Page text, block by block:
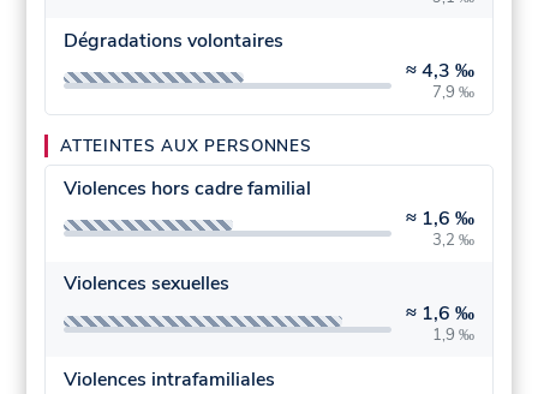
Dégradations volontaires
≈4,3 ‰
7,9 ‰
ATTEINTES AUX PERSONNES
Violences hors cadre familial
≈ 1,6 ‰
3,2 ‰
Violences sexuelles
≈ 1,6 ‰
1,9 ‰
Violences intrafamiliales